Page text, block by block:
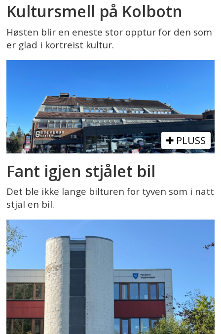
Kultursmell på Kolbotn
Høsten blir en eneste stor opptur for den som
er glad i kortreist kultur.
PLUSS
Fant igjen stjålet bil
Det ble ikke lange bilturen for tyven som i natt
stjal en bil.